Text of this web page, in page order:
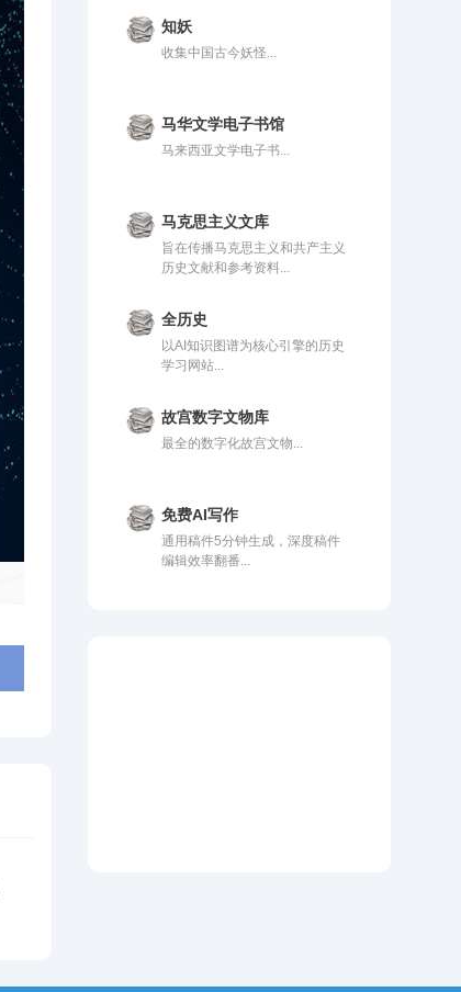
知妖
收集中国古今妖怪...
马华文学电子书馆
马来西亚文学电子书...
马克思主义文库
旨在传播马克思主义和共产主义
历史文献和参考资料...
全历史
以AI知识图谱为核心引擎的历史
学习网站...
故宫数字文物库
最全的数字化故宫文物...
免费AI写作
通用稿件5分钟生成，深度稿件
编辑效率翻番...